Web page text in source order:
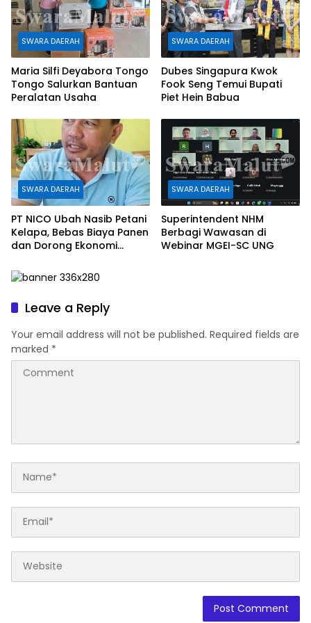
SWARA DAERAH
Maria Silfi Deyabora Tongo
Tongo Salurkan Bantuan
Peralatan Usaha
SWARA DAERAH
Dubes Singapura Kwok
Fook Seng Temui Bupati
Piet Hein Babua
SWARA DAERAH
PT NICO Ubah Nasib Petani
Kelapa, Bebas Biaya Panen
dan Dorong Ekonomi
SWARA DAERAH
Superintendent NHM
Berbagi Wawasan di
Webinar MGEI-SC UNG
Leave a Reply
Your email address will not be published. Required fields are
marked *